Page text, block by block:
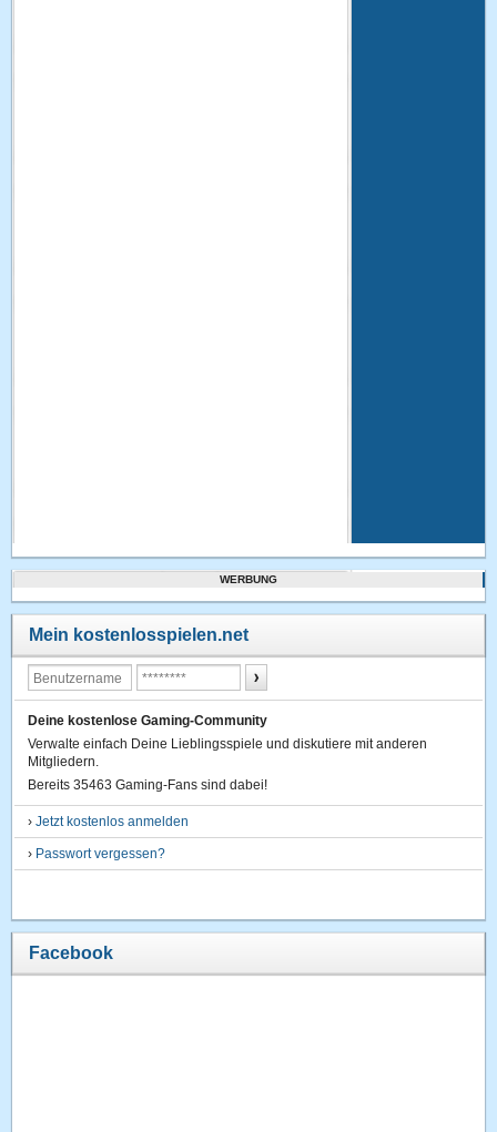
WERBUNG
Mein kostenlosspielen.net
Deine kostenlose Gaming-Community
Verwalte einfach Deine Lieblingsspiele und diskutiere mit anderen
Mitgliedern.
Bereits 35463 Gaming-Fans sind dabei!
›Jetzt kostenlos anmelden
› Passwort vergessen?
Facebook